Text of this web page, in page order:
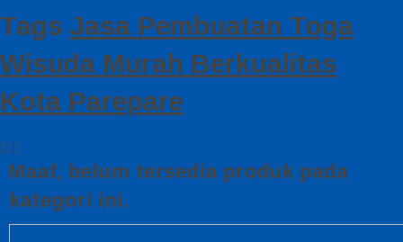
Tags Jasa Pembuatan Toga
Wisuda Murah Berkualitas
Kota Parepare
Maaf, belum tersedia produk pada
kategori ini.